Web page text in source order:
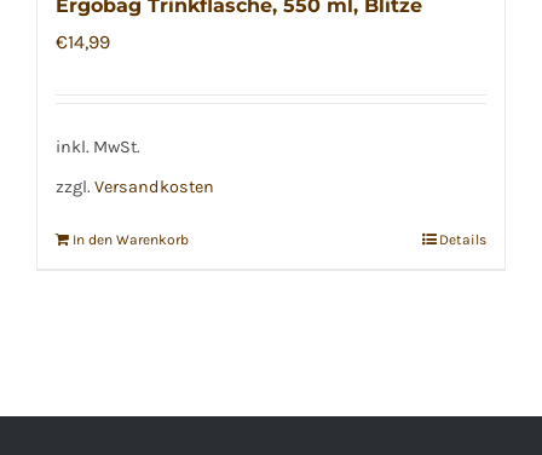
Ergobag Trinkflasche, 550 ml, Blitze
€14,99
inkl. MwSt.
zzgl. Versandkosten
In den Warenkorb Details